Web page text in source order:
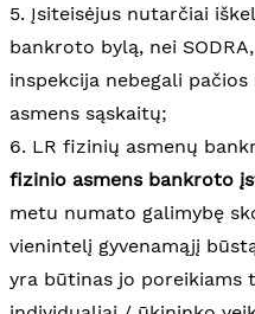
5. Įsiteisėjus nutarčiai
bankroto bylą, nei
inspekcija nebegali
asmens sąskaitų;
6. LR fizinių asmenų
fizinio asmens bankroto
metu numato galimybę
vienintelį gyvenamąjį
yra būtinas jo poreikiams